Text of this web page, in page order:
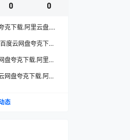
0 0
克下载.阿里云盘.中
度云网盘夸克下载.
盘夸克下载.阿里云
网盘夸克下载.阿里
态